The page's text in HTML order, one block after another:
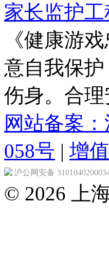
家长监护工
《健康游
意自我保
伤身。合
网站备案
058号 | 增
沪公网安备
© 2026 上